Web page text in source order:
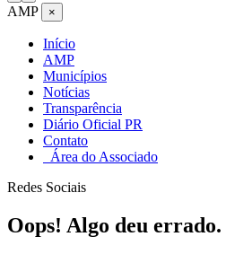
AMP ×
Início
AMP
Municípios
Notícias
Transparência
Diário Oficial PR
Contato
Área do Associado
Redes Sociais
Oops! Algo deu errado.